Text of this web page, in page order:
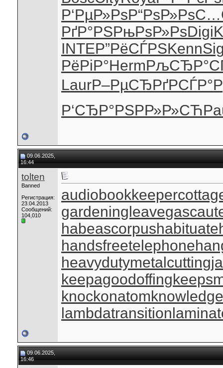
Р‘РµР»РѕР“РѕР»Рѕ
РґР°РЅРњРѕР»РѕDigi
INTEР”РёСЃРЅKenn
РёРіР°Herm
LaurР–РµСЂРґ
Р‘СЂР°РЅРР»Р»СЋ
09.06.2025,
16:44
tolten
Banned
Регистрация:
23.04.2013
Сообщений:
104,010
audiobookkeeper
gardeningleave
habeascorpushabituate
handsfreetelephone
heavydutymetalcutting
keepagoodoffing
knockonatom
lambdatransition
09.06.2025,
16:46